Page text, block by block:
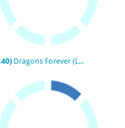
Dragons Forever (Los tres dragones)